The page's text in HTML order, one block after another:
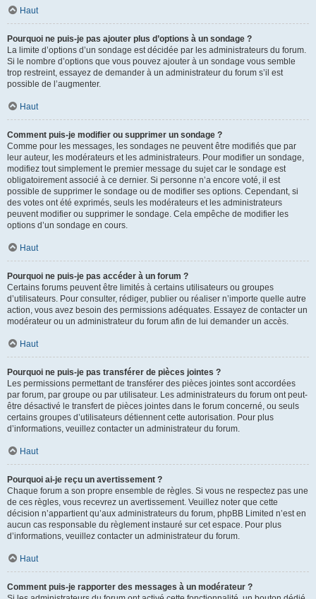
Haut
Pourquoi ne puis-je pas ajouter plus d’options à un sondage ?
La limite d’options d’un sondage est décidée par les administrateurs du forum.
Si le nombre d’options que vous pouvez ajouter à un sondage vous semble
trop restreint, essayez de demander à un administrateur du forum s’il est
possible de l’augmenter.
Haut
Comment puis-je modifier ou supprimer un sondage ?
Comme pour les messages, les sondages ne peuvent être modifiés que par
leur auteur, les modérateurs et les administrateurs. Pour modifier un sondage,
modifiez tout simplement le premier message du sujet car le sondage est
obligatoirement associé à ce dernier. Si personne n’a encore voté, il est
possible de supprimer le sondage ou de modifier ses options. Cependant, si
des votes ont été exprimés, seuls les modérateurs et les administrateurs
peuvent modifier ou supprimer le sondage. Cela empêche de modifier les
options d’un sondage en cours.
Haut
Pourquoi ne puis-je pas accéder à un forum ?
Certains forums peuvent être limités à certains utilisateurs ou groupes
d’utilisateurs. Pour consulter, rédiger, publier ou réaliser n’importe quelle autre
action, vous avez besoin des permissions adéquates. Essayez de contacter un
modérateur ou un administrateur du forum afin de lui demander un accès.
Haut
Pourquoi ne puis-je pas transférer de pièces jointes ?
Les permissions permettant de transférer des pièces jointes sont accordées
par forum, par groupe ou par utilisateur. Les administrateurs du forum ont peut-
être désactivé le transfert de pièces jointes dans le forum concerné, ou seuls
certains groupes d’utilisateurs détiennent cette autorisation. Pour plus
d’informations, veuillez contacter un administrateur du forum.
Haut
Pourquoi ai-je reçu un avertissement ?
Chaque forum a son propre ensemble de règles. Si vous ne respectez pas une
de ces règles, vous recevrez un avertissement. Veuillez noter que cette
décision n’appartient qu’aux administrateurs du forum, phpBB Limited n’est en
aucun cas responsable du règlement instauré sur cet espace. Pour plus
d’informations, veuillez contacter un administrateur du forum.
Haut
Comment puis-je rapporter des messages à un modérateur ?